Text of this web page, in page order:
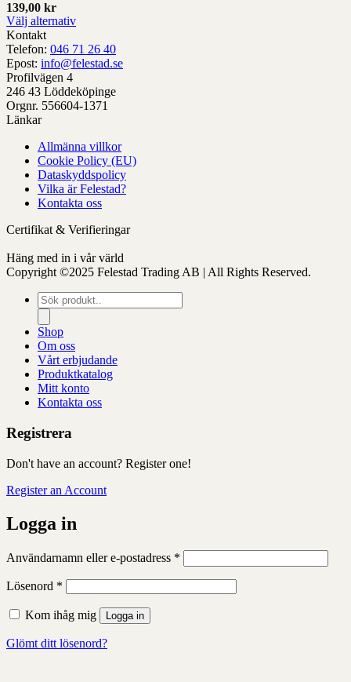
produktens
sida
139,00 kr
Välj alternativ
Denna
produkt
har
alternativ
som
kan
väljas
produktens
Kontakt
Telefon: 046 71 26 40
Epost: info@felestad.se
Profilvägen 4
246 43 Löddeköpinge
Orgnr. 556604-1371
Länkar
Allmänna villkor
Cookie Policy (EU)
Dataskyddspolicy
Vilka är Felestad?
Kontakta oss
Certifikat & Verifieringar
Häng med in i vår värld
Copyright ©2025 Felestad Trading AB | All Rights Reserved.
Produktsökning
Shop
Om oss
Vårt erbjudande
Produktkatalog
Mitt konto
Kontakta oss
Registrera
Don't have an account? Register one!
Register an Account
Logga in
Användarnamn eller e-postadress *
Lösenord *
Kom ihåg mig Logga in
Glömt ditt lösenord?